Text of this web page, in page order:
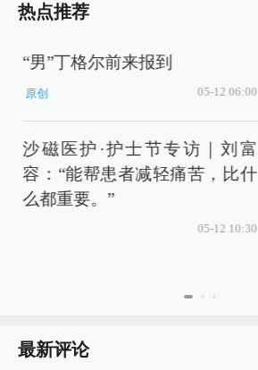
热点推荐
“男”丁格尔前来报到
原创 05-12 06:00
沙磁医护·护士节专访｜刘富
容：“能帮患者减轻痛苦，比什
么都重要。”
05-12 10:30
最新评论